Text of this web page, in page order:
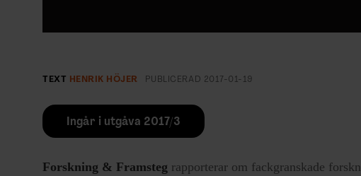
TEXT HENRIK HÖJER PUBLICERAD 2017-01-19
Ingår i utgåva 2017/3
Forskning & Framsteg rapporterar om fackgranskade